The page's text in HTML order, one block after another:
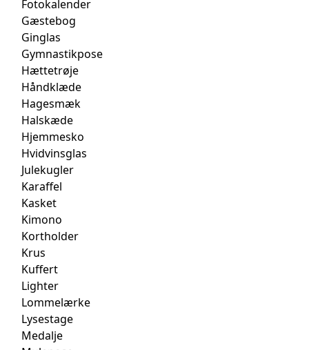
Fotokalender
Gæstebog
Ginglas
Gymnastikpose
Hættetrøje
Håndklæde
Hagesmæk
Halskæde
Hjemmesko
Hvidvinsglas
Julekugler
Karaffel
Kasket
Kimono
Kortholder
Krus
Kuffert
Lighter
Lommelærke
Lysestage
Medalje